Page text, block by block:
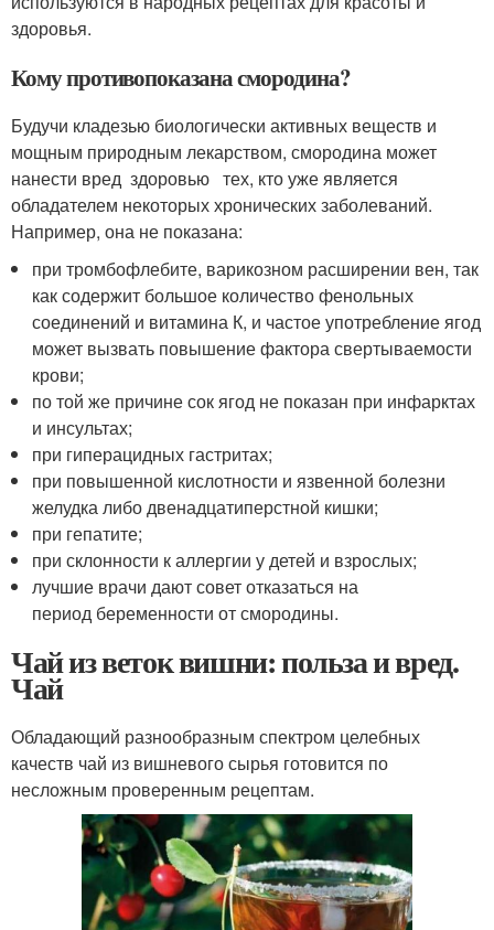
здоровья.
Кому противопоказана смородина?
Будучи кладезью биологически активных веществ и
мощным природным лекарством, смородина может
нанести вред здоровью тех, кто уже является
обладателем некоторых хронических заболеваний.
Например, она не показана:
при тромбофлебите, варикозном расширении вен, так
как содержит большое количество фенольных
соединений и витамина К, и частое употребление ягод
может вызвать повышение фактора свертываемости
крови;
по той же причине сок ягод не показан при инфарктах
и инсультах;
при гиперацидных гастритах;
при повышенной кислотности и язвенной болезни
желудка либо двенадцатиперстной кишки;
при гепатите;
при склонности к аллергии у детей и взрослых;
лучшие врачи дают совет отказаться на
период беременности от смородины.
Чай из веток вишни: польза и вред.
Чай
Обладающий разнообразным спектром целебных
качеств чай из вишневого сырья готовится по
несложным проверенным рецептам.